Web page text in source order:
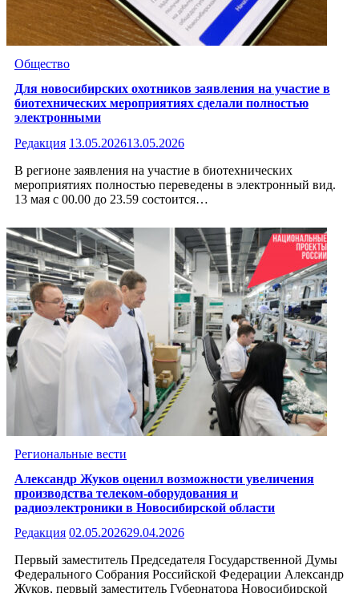
Общество
Для новосибирских охотников заявления на участие в
биотехнических мероприятиях сделали полностью
электронными
Редакция 13.05.202613.05.2026
В регионе заявления на участие в биотехнических
мероприятиях полностью переведены в электронный вид.
13 мая с 00.00 до 23.59 состоится…
Региональные вести
Александр Жуков оценил возможности увеличения
производства телеком-оборудования и
радиоэлектроники в Новосибирской области
Редакция 02.05.202629.04.2026
Первый заместитель Председателя Государственной Думы
Федерального Собрания Российской Федерации Александр
Жуков, первый заместитель Губернатора Новосибирской